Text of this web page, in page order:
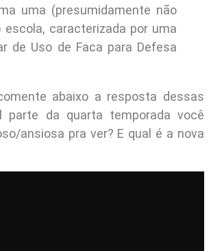
uma (presumidamente não
escola, caracterizada por uma
de Uso de Faca para Defesa
abaixo a resposta dessas
parte da quarta temporada você
ansiosa pra ver? E qual é a nova